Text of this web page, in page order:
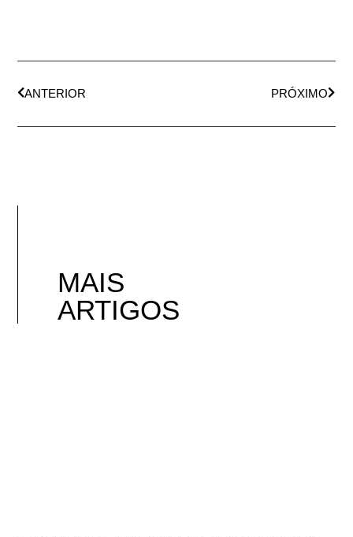
ANTERIOR PRÓXIMO
MAIS
ARTIGOS